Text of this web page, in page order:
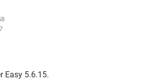
Easy 5.6.15.